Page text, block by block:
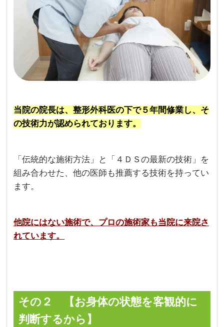
当院の院長は、整形外科医の下で５年間修業し、そ
の技術力が認められております。
「伝統的な施術方法」と「４ＤＳの最新の技術」を
組み合わせた、他の医師も推薦する技術を持ってい
ます。
他院にはない施術で、プロの施術家も当院に来院さ
れています。
その２ 【お身体の状態を客観的に
判断するから】